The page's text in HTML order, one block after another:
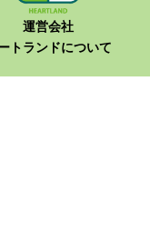
運営会社
トランドについて